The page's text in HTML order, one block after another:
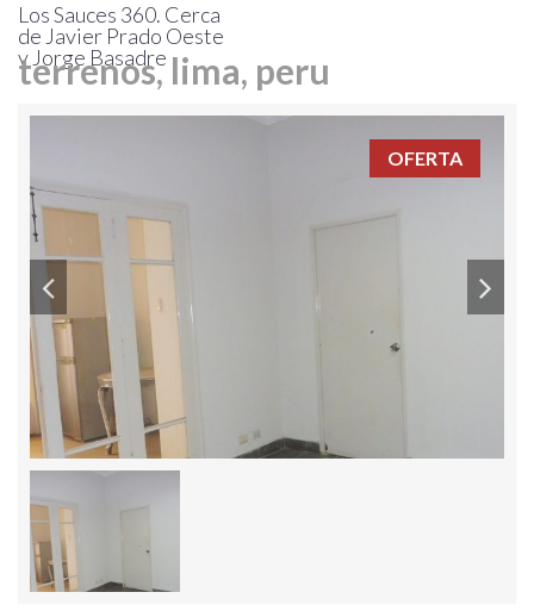
Los Sauces 360. Cerca
de Javier Prado Oeste
y Jorge Basadre
OFERTA